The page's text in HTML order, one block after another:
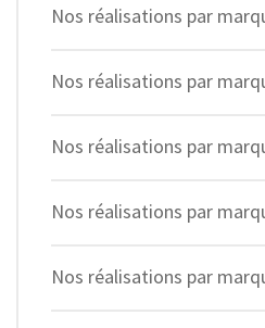
Nos réalisations par
Nos réalisations par
Nos réalisations par
Nos réalisations par
Nos réalisations par